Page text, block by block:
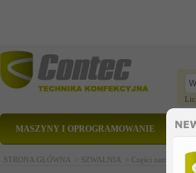
MASZYNY I OPROGRAMOWANIE
STRONA GŁÓWNA > SZWALNIA > Części zamienne